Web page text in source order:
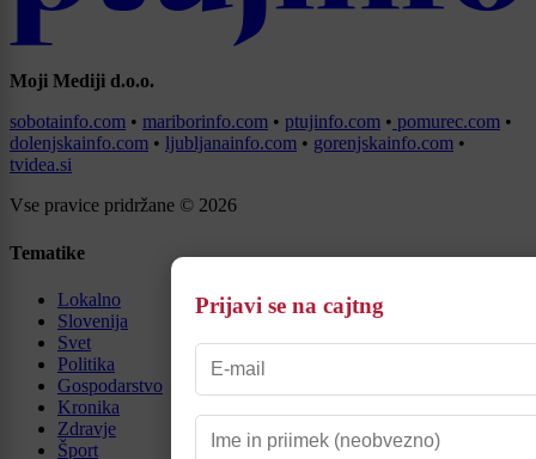
Moji Mediji d.o.o.
sobotainfo.com • mariborinfo.com • ptujinfo.com • pomurec.com •
dolenjskainfo.com • ljubljanainfo.com • gorenjskainfo.com •
tvidea.si
Vse pravice pridržane © 2026
Tematike
Lokalno
Slovenija
Svet
Politika
Gospodarstvo
Kronika
Zdravje
Šport
Prijavi se na cajtng